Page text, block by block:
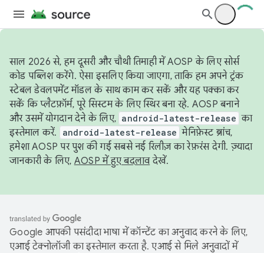
साल 2026 से, हम दूसरी और चौथी तिमाही में AOSP के लिए सोर्स
कोड पब्लिश करेंगे. ऐसा इसलिए किया जाएगा, ताकि हम अपने ट्रंक
स्टेबल डेवलपमेंट मॉडल के साथ काम कर सकें और यह पक्का कर
सकें कि प्लैटफ़ॉर्म, पूरे सिस्टम के लिए स्थिर बना रहे. AOSP बनाने
और उसमें योगदान देने के लिए, android-latest-release का
इस्तेमाल करें.
android-latest-release मेनिफ़ेस्ट ब्रांच,
हमेशा AOSP पर पुश की गई सबसे नई रिलीज़ का रेफ़रंस देगी. ज़्यादा
जानकारी के लिए, AOSP में हुए बदलावदेखें.
Google आपकी पसंदीदा भाषा में कॉन्टेंट का अनुवाद करने के लिए,
एआई टेक्नोलॉजी का इस्तेमाल करता है. एआई से मिले अनुवादों में